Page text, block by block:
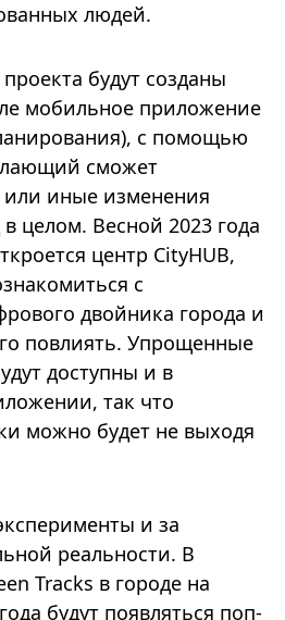
людей.
будут созданы
мобильное приложение
с помощью
сможет
или иные изменения
целом. Весной 2023 года
центр CityHUB,
с
двойника города и
повлиять. Упрощенные
доступны и в
так что
можно будет не выходя
и за
реальности. В
Tracks в городе на
будут появляться поп-